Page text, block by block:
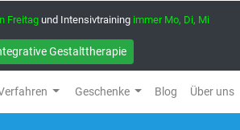
Freitagund Intensivtraining immer Mo, Di, Mi
Gestalttherapie
Geschenke Blog Über uns